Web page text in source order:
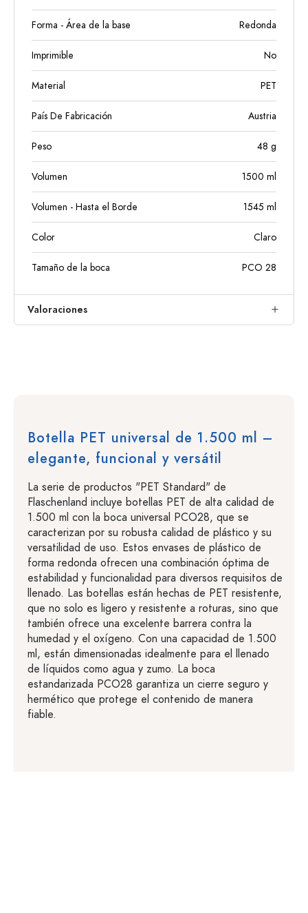
Forma - Área de la base Redonda
Imprimible No
Material PET
País De Fabricación Austria
Peso 48 g
Volumen 1500 ml
Volumen - Hasta el Borde 1545 ml
Color Claro
Tamaño de la boca PCO 28
Valoraciones
Botella PET universal de 1.500 ml –
elegante, funcional y versátil
La serie de productos "PET Standard" de
Flaschenland incluye botellas PET de alta calidad de
1.500 ml con la boca universal PCO28, que se
caracterizan por su robusta calidad de plástico y su
versatilidad de uso. Estos envases de plástico de
forma redonda ofrecen una combinación óptima de
estabilidad y funcionalidad para diversos requisitos de
llenado. Las botellas están hechas de PET resistente,
que no solo es ligero y resistente a roturas, sino que
también ofrece una excelente barrera contra la
humedad y el oxígeno. Con una capacidad de 1.500
ml, están dimensionadas idealmente para el llenado
de líquidos como agua y zumo. La boca
estandarizada PCO28 garantiza un cierre seguro y
hermético que protege el contenido de manera
fiable.